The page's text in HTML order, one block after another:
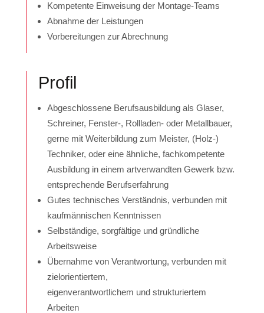
Kompetente Einweisung der Montage-Teams
Abnahme der Leistungen
Vorbereitungen zur Abrechnung
Profil
Abgeschlossene Berufsausbildung als Glaser,
Schreiner, Fenster-, Rollladen- oder Metallbauer,
gerne mit Weiterbildung zum Meister, (Holz-)
Techniker, oder eine ähnliche, fachkompetente
Ausbildung in einem artverwandten Gewerk bzw.
entsprechende Berufserfahrung
Gutes technisches Verständnis, verbunden mit
kaufmännischen Kenntnissen
Selbständige, sorgfältige und gründliche
Arbeitsweise
Übernahme von Verantwortung, verbunden mit
zielorientiertem,
eigenverantwortlichem und strukturiertem
Arbeiten